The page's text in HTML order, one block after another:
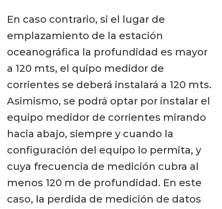
En caso contrario, si el lugar de
emplazamiento de la estación
oceanográfica la profundidad es mayor
a 120 mts, el quipo medidor de
corrientes se deberá instalará a 120 mts.
Asimismo, se podrá optar por instalar el
equipo medidor de corrientes mirando
hacia abajo, siempre y cuando la
configuración del equipo lo permita, y
cuya frecuencia de medición cubra al
menos 120 m de profundidad. En este
caso, la perdida de medición de datos